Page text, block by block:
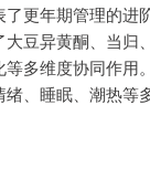
更年期管理的进
豆异黄酮、当归
多维度协同作用
、睡眠、潮热等